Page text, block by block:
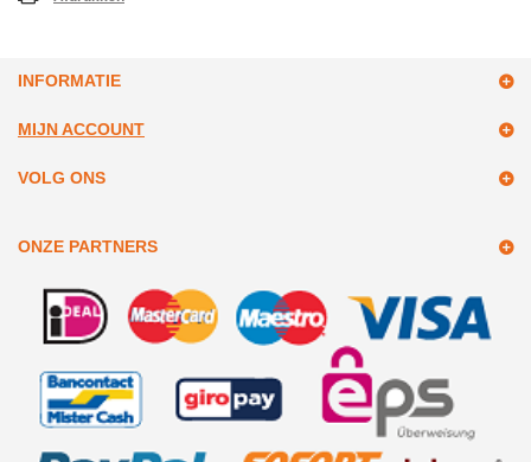
INFORMATIE
MIJN ACCOUNT
VOLG ONS
ONZE PARTNERS